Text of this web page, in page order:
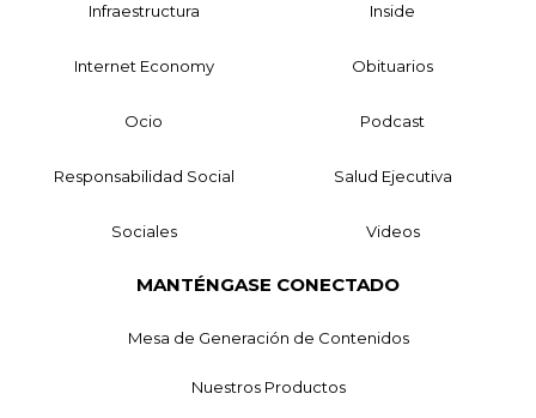
Infraestructura Inside
Internet Economy Obituarios
Ocio Podcast
Responsabilidad Social Salud Ejecutiva
Sociales Videos
MANTÉNGASE CONECTADO
Mesa de Generación de Contenidos
Nuestros Productos